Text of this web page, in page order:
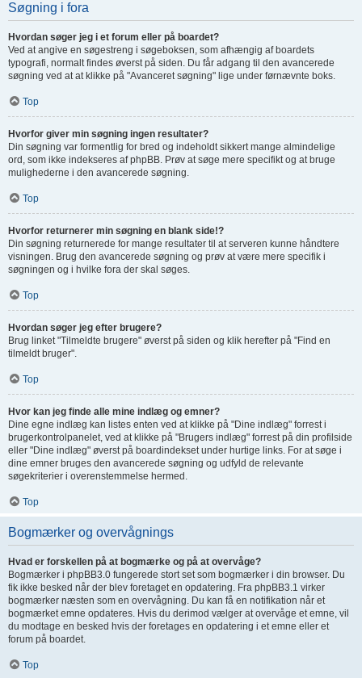
Søgning i fora
Hvordan søger jeg i et forum eller på boardet?
Ved at angive en søgestreng i søgeboksen, som afhængig af boardets
typografi, normalt findes øverst på siden. Du får adgang til den avancerede
søgning ved at at klikke på "Avanceret søgning" lige under førnævnte boks.
Top
Hvorfor giver min søgning ingen resultater?
Din søgning var formentlig for bred og indeholdt sikkert mange almindelige
ord, som ikke indekseres af phpBB. Prøv at søge mere specifikt og at bruge
mulighederne i den avancerede søgning.
Top
Hvorfor returnerer min søgning en blank side!?
Din søgning returnerede for mange resultater til at serveren kunne håndtere
visningen. Brug den avancerede søgning og prøv at være mere specifik i
søgningen og i hvilke fora der skal søges.
Top
Hvordan søger jeg efter brugere?
Brug linket "Tilmeldte brugere" øverst på siden og klik herefter på "Find en
tilmeldt bruger".
Top
Hvor kan jeg finde alle mine indlæg og emner?
Dine egne indlæg kan listes enten ved at klikke på "Dine indlæg" forrest i
brugerkontrolpanelet, ved at klikke på "Brugers indlæg" forrest på din profilside
eller "Dine indlæg" øverst på boardindekset under hurtige links. For at søge i
dine emner bruges den avancerede søgning og udfyld de relevante
søgekriterier i overenstemmelse hermed.
Top
Bogmærker og overvågnings
Hvad er forskellen på at bogmærke og på at overvåge?
Bogmærker i phpBB3.0 fungerede stort set som bogmærker i din browser. Du
fik ikke besked når der blev foretaget en opdatering. Fra phpBB3.1 virker
bogmærker næsten som en overvågning. Du kan få en notifikation når et
bogmærket emne opdateres. Hvis du derimod vælger at overvåge et emne, vil
du modtage en besked hvis der foretages en opdatering i et emne eller et
forum på boardet.
Top